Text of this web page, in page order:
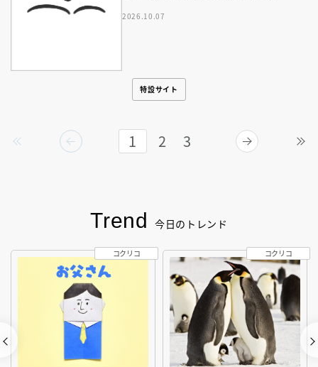
2026.10.07
特設サイト
1 2 3
Trend 今日のトレンド
コクリコ コクリコ